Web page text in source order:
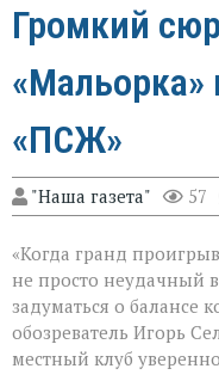
Громкий
«Мальорка»
«ПСЖ»
"Наша газета" 57
«Когда гранд
не просто неудачный
задуматься о балансе
обозреватель Игорь
местный клуб